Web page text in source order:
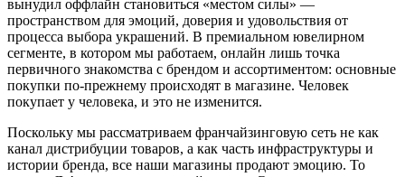
вынудил оффлайн становиться «местом силы» —
пространством для эмоций, доверия и удовольствия от
процесса выбора украшений. В премиальном ювелирном
сегменте, в котором мы работаем, онлайн лишь точка
первичного знакомства с брендом и ассортиментом: основные
покупки по-прежнему происходят в магазине. Человек
покупает у человека, и это не изменится.
Поскольку мы рассматриваем франчайзинговую сеть не как
канал дистрибуции товаров, а как часть инфраструктуры и
истории бренда, все наши магазины продают эмоцию. То